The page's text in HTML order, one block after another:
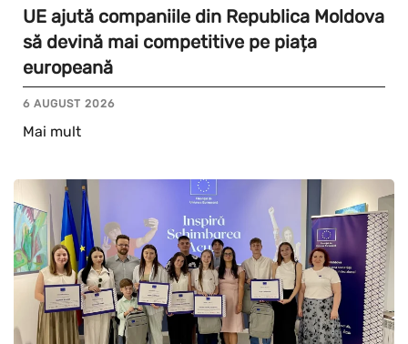
UE ajută companiile din Republica Moldova
să devină mai competitive pe piața
europeană
6 AUGUST 2026
Mai mult